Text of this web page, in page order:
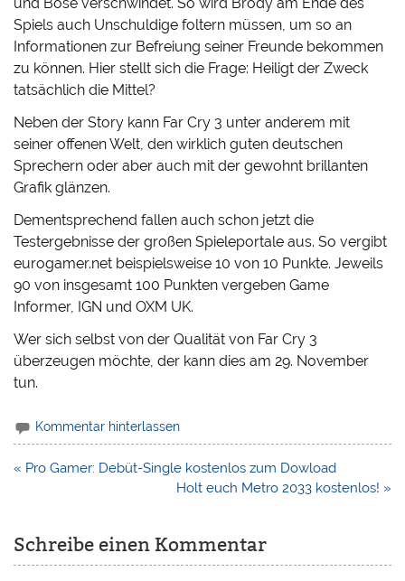
und Böse verschwindet. So wird Brody am Ende des
Spiels auch Unschuldige foltern müssen, um so an
Informationen zur Befreiung seiner Freunde bekommen
zu können. Hier stellt sich die Frage: Heiligt der Zweck
tatsächlich die Mittel?
Neben der Story kann Far Cry 3 unter anderem mit
seiner offenen Welt, den wirklich guten deutschen
Sprechern oder aber auch mit der gewohnt brillanten
Grafik glänzen.
Dementsprechend fallen auch schon jetzt die
Testergebnisse der großen Spieleportale aus. So vergibt
eurogamer.net beispielsweise 10 von 10 Punkte. Jeweils
90 von insgesamt 100 Punkten vergeben Game
Informer, IGN und OXM UK.
Wer sich selbst von der Qualität von Far Cry 3
überzeugen möchte, der kann dies am 29. November
tun.
Kommentar hinterlassen
Beitragsnavigation
« Pro Gamer: Debüt-Single kostenlos zum Dowload
Holt euch Metro 2033 kostenlos! »
Schreibe einen Kommentar